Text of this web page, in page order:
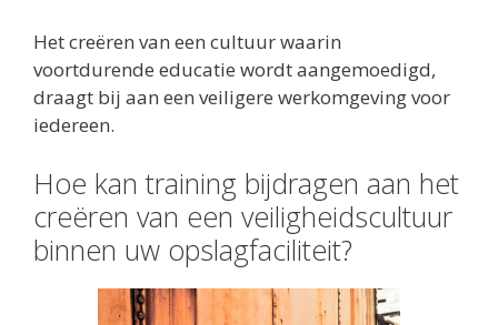
Het creëren van een cultuur waarin
voortdurende educatie wordt aangemoedigd,
draagt bij aan een veiligere werkomgeving voor
iedereen.
Hoe kan training bijdragen aan het
creëren van een veiligheidscultuur
binnen uw opslagfaciliteit?